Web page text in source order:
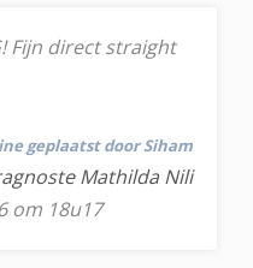
Fijn direct straight
geplaatst door Siham
Mathilda Nili
om 18u17